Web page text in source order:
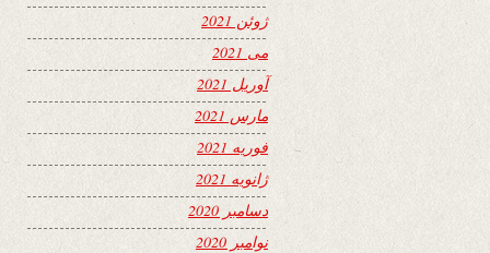
ژوئن 2021
می 2021
آوریل 2021
مارس 2021
فوریه 2021
ژانویه 2021
دسامبر 2020
نوامبر 2020